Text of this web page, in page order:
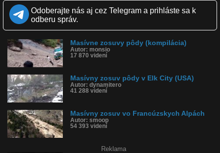
Kvalita:
Zverejnené: 9.3.2024 17:12
Krajina: Filipíny 🇵🇭
Komentárov: 14
Dľžka: 0:06
Kategória: cestovanie
Tagy: zosuv pôdy, filipíny masívny zosuv pôdy
História sledovanosti videa:
Odoberajte nás aj cez Telegram a prihláste sa k
odberu správ.
Masívne zosuvy pôdy (kompilácia)
Autor: monsio
17 870 videní
Masívny zosuv pôdy v Elk City (USA)
Autor: dynamitero
41 288 videní
Masívny zosuv vo Francúzskych Alpách
Autor: smoop
54 393 videní
Reklama